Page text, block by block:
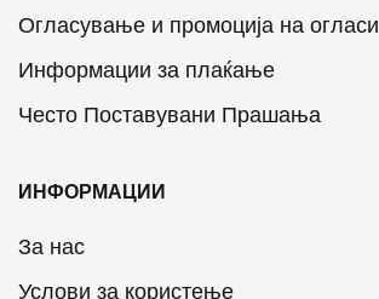
Огласување и промоција на огласи
Информации за плаќање
Често Поставувани Прашања
ИНФОРМАЦИИ
За нас
Услови за користење